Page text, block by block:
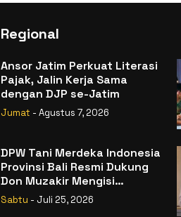
Regional
Ansor Jatim Perkuat Literasi
Pajak, Jalin Kerja Sama
dengan DJP se-Jatim
Jumat - Agustus 7, 2026
DPW Tani Merdeka Indonesia
Provinsi Bali Resmi Dukung
Don Muzakir Mengisi
Jabatan Wakil Menteri
Pertanian RI
Sabtu - Juli 25, 2026